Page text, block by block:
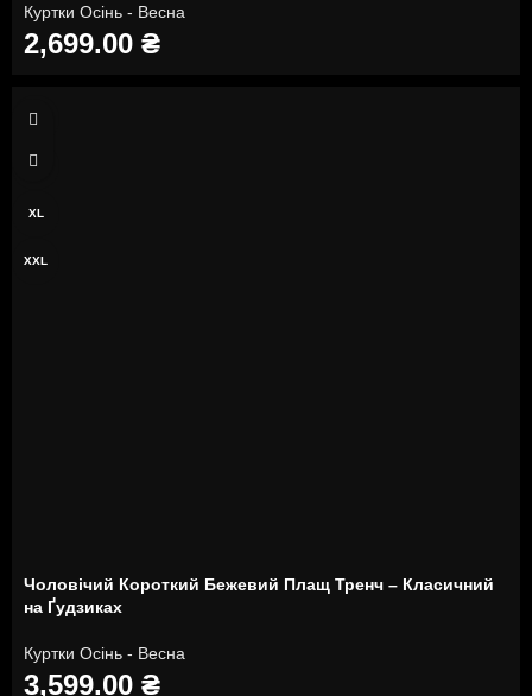
Куртки Осінь - Весна
2,699.00 ₴
M
L
XL
XXL
Чоловічий Короткий Бежевий Плащ Тренч – Класичний
на Ґудзиках
Куртки Осінь - Весна
3,599.00 ₴